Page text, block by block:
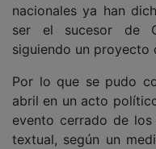
nacionales ya han
ser el sucesor de
siguiendo un proyecto
Por lo que se pudo
abril en un acto
evento cerrado de
textual, según un